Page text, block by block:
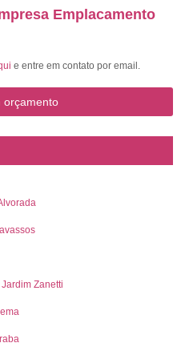
Emplacamento
e entre em contato por email.
orçamento
Zanetti